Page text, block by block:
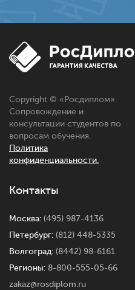
Copyright © « Росдиплом»
Сопровождение и
консультации студентов по
вопросам обучения.
Политика
конфиденциальности.
Контакты
Москва: (495) 987-4136
Петербург: (812) 448-5335
Волгоград: (8442) 98-6161
Регионы: 8-800-555-05-66
zakaz@rosdiplom.ru